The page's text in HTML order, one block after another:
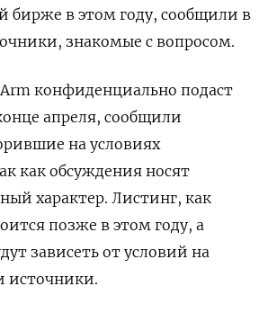
бирже в этом году, сообщили в
знакомые с вопросом.
конфиденциально подаст
апреля, сообщили
на условиях
как обсуждения носят
характер. Листинг, как
позже в этом году, а
зависеть от условий на
источники.